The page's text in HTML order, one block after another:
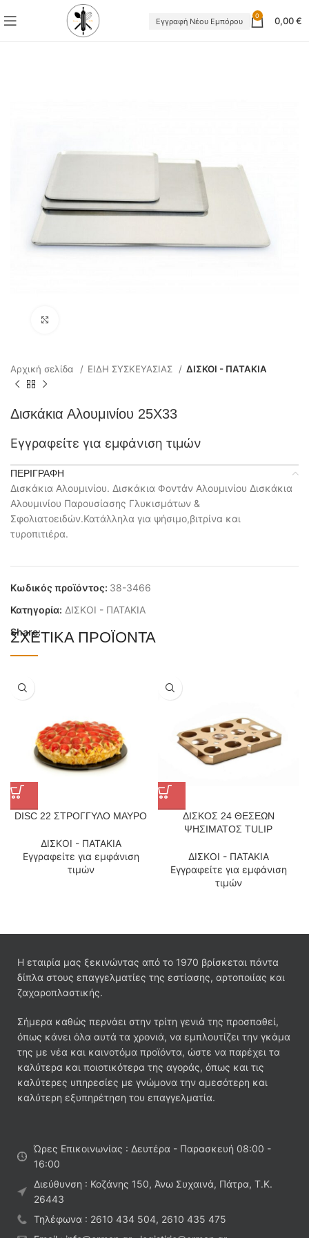
Εγγραφή Νέου Εμπόρου
0 0,00€
Αρχική σελίδα ΕΙΔΗ ΣΥΣΚΕΥΑΣΙΑΣ ΔΙΣΚΟΙ - ΠΑΤΑΚΙΑ
Δισκάκια Αλουμινίου 25Χ33
Εγγραφείτε για εμφάνιση τιμών
ΠΕΡΙΓΡΑΦΉ
Δισκάκια Αλουμινίου. Δισκάκια Φοντάν Αλουμινίου Δισκάκια
Αλουμινίου Παρουσίασης Γλυκισμάτων &
Σφολιατοειδών.Κατάλληλα για ψήσιμο,βιτρίνα και
τυροπιτιέρα.
Κωδικός προϊόντος: 38-3466
Κατηγορία: ΔΙΣΚΟΙ - ΠΑΤΑΚΙΑ
Share:
ΣΧΕΤΙΚΆ ΠΡΟΪΌΝΤΑ
DISC 22 ΣΤΡΟΓΓΥΛΟ ΜΑΥΡΟ
ΔΙΣΚΟΙ - ΠΑΤΑΚΙΑ
Εγγραφείτε για εμφάνιση
τιμών
ΔΙΣΚΟΣ 24 ΘΕΣΕΩΝ
ΨΗΣΙΜΑΤΟΣ TULIP
ΔΙΣΚΟΙ - ΠΑΤΑΚΙΑ
Εγγραφείτε για εμφάνιση
τιμών
Η εταιρία μας ξεκινώντας από το 1970 βρίσκεται πάντα
δίπλα στους επαγγελματίες της εστίασης, αρτοποιίας και
ζαχαροπλαστικής.
Σήμερα καθώς περνάει στην τρίτη γενιά της προσπαθεί,
όπως κάνει όλα αυτά τα χρονιά, να εμπλουτίζει την γκάμα
της με νέα και καινοτόμα προϊόντα, ώστε να παρέχει τα
καλύτερα και ποιοτικότερα της αγοράς, όπως και τις
καλύτερες υπηρεσίες με γνώμονα την αμεσότερη και
καλύτερη εξυπηρέτηση του επαγγελματία.
Ώρες Επικοινωνίας : Δευτέρα - Παρασκευή 08:00 -
16:00
Διεύθυνση : Κοζάνης 150, Άνω Συχαινά, Πάτρα, Τ.Κ.
26443
Τηλέφωνα : 2610 434 504, 2610 435 475